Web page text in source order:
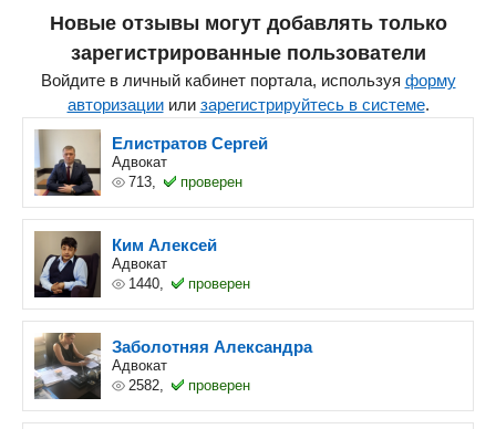
Новые отзывы могут добавлять только
зарегистрированные пользователи
Войдите в личный кабинет портала, используя форму
авторизацииили зарегистрируйтесь в системе.
Елистратов Сергей
Адвокат
713,
проверен
Ким Алексей
Адвокат
1440,
проверен
Заболотняя Александра
Адвокат
2582,
проверен